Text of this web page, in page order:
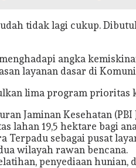
tidak lagi cukup.
angka
layanan dasar di
lima program prioritas
Jaminan Kesehatan (PBI
lahan 19,5 hektare bagi
Terpadu sebagai pusat
wilayah rawan bencana.
penyediaan